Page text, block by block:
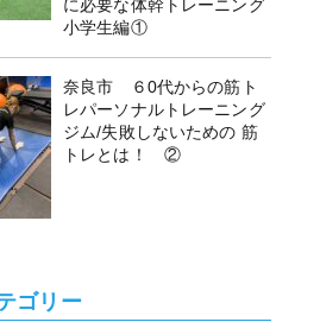
に必要な体幹トレーニング
小学生編①
奈良市 ６0代からの筋ト
レパーソナルトレーニング
ジム/失敗しないための 筋
トレとは！ ②
ゴリー